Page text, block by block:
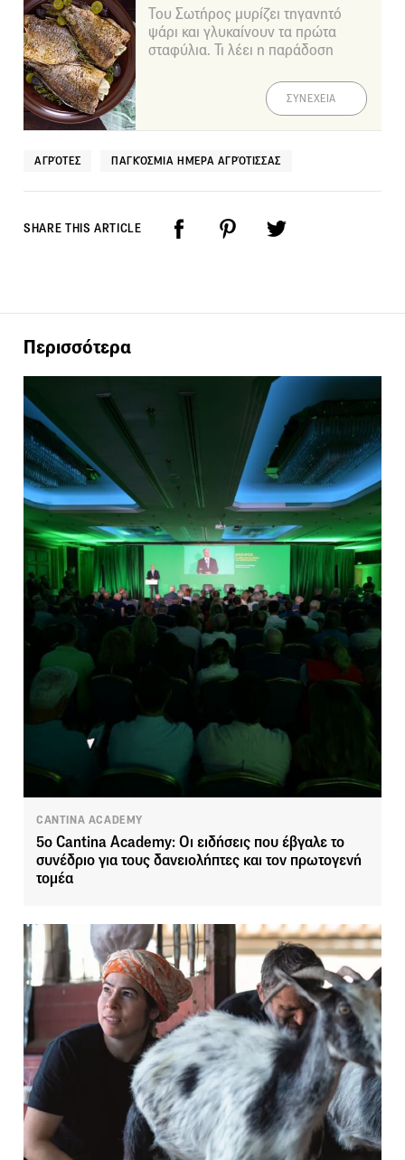
Του Σωτήρος μυρίζει τηγανητό
ψάρι και γλυκαίνουν τα πρώτα
σταφύλια. Τι λέει η παράδοση
ΣΥΝΕΧΕΙΑ
ΑΓΡΌΤΕΣ ΠΑΓΚΌΣΜΙΑ ΗΜΈΡΑ ΑΓΡΌΤΙΣΣΑΣ
SHARE THIS ARTICLE
Περισσότερα
CANTINA ACADEMY
5ο Cantina Academy: Οι ειδήσεις που έβγαλε το
συνέδριο για τους δανειολήπτες και τον πρωτογενή
τομέα